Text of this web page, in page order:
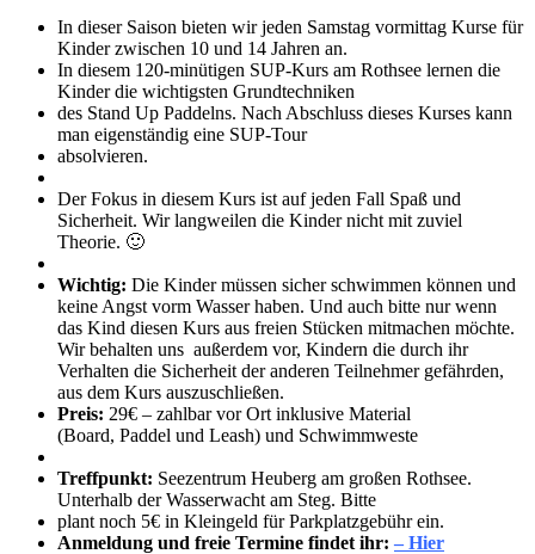
In dieser Saison bieten wir jeden Samstag vormittag Kurse für
Kinder zwischen 10 und 14 Jahren an.
In diesem 120-minütigen SUP-Kurs am Rothsee lernen die
Kinder die wichtigsten Grundtechniken
des Stand Up Paddelns. Nach Abschluss dieses Kurses kann
man eigenständig eine SUP-Tour
absolvieren.
Der Fokus in diesem Kurs ist auf jeden Fall Spaß und
Sicherheit. Wir langweilen die Kinder nicht mit zuviel
Theorie. 🙂
Wichtig: Die Kinder müssen sicher schwimmen können und
keine Angst vorm Wasser haben. Und auch bitte nur wenn
das Kind diesen Kurs aus freien Stücken mitmachen möchte.
Wir behalten uns außerdem vor, Kindern die durch ihr
Verhalten die Sicherheit der anderen Teilnehmer gefährden,
aus dem Kurs auszuschließen.
Preis: 29€ – zahlbar vor Ort inklusive Material
(Board, Paddel und Leash) und Schwimmweste
Treffpunkt: Seezentrum Heuberg am großen Rothsee.
Unterhalb der Wasserwacht am Steg. Bitte
plant noch 5€ in Kleingeld für Parkplatzgebühr ein.
Anmeldung und freie Termine findet ihr: – Hier